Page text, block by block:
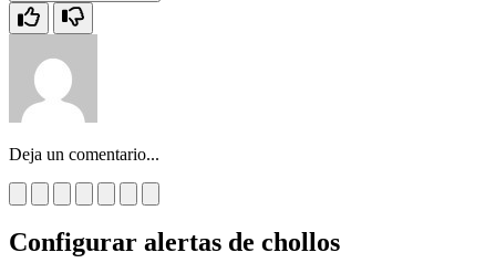
Deja un comentario...
Configurar alertas de chollos